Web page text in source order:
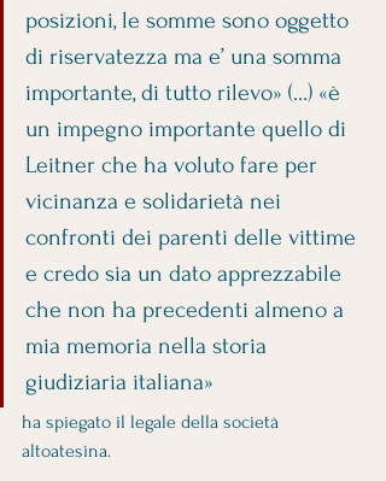
posizioni, le somme sono oggetto
di riservatezza ma e’ una somma
importante, di tutto rilevo» (…) «è
un impegno importante quello di
Leitner che ha voluto fare per
vicinanza e solidarietà nei
confronti dei parenti delle vittime
e credo sia un dato apprezzabile
che non ha precedenti almeno a
mia memoria nella storia
giudiziaria italiana»
ha spiegato il legale della società
altoatesina.